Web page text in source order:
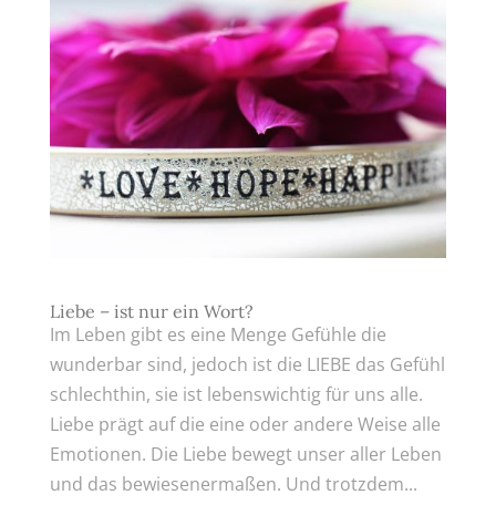
Liebe – ist nur ein Wort?
Im Leben gibt es eine Menge Gefühle die
wunderbar sind, jedoch ist die LIEBE das Gefühl
schlechthin, sie ist lebenswichtig für uns alle.
Liebe prägt auf die eine oder andere Weise alle
Emotionen. Die Liebe bewegt unser aller Leben
und das bewiesenermaßen. Und trotzdem...